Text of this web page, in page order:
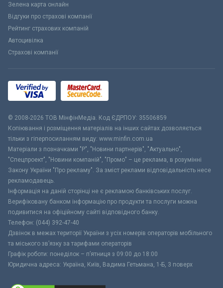
Зелена карта онлайн
Відгуки про страхові компанії
Рейтинг страхових компаній
Автоцивілка
Страхові компанії
© 2008-2026 ТОВ МiнфiнМедiа. Код ЄДРПОУ: 35506859
Копіювання і розміщення матеріалів на інших сайтах дозволяється
тільки з гіперпосиланням виду: www.minfin.com.ua
Матеріали з позначками "Р", "Новини партнерів", "Актуально",
"Спецпроект", "Новини компаній", "Промо" – це реклама, в розумінні
Закону України "Про рекламу". За зміст реклами відповідальність несе
рекламодавець.
Інформація на даній сторінці не є рекламою банківських послуг.
Верифіковану банком інформацію про продукти та послуги можна
подивитися на офіційному сайті відповідного банку.
Телефон: (044) 392-47-40
Дзвінок в межах території України з усіх номерів операторів мобільного
та міського зв’язку за тарифами операторів
Графік роботи: понеділок – п’ятниця з 09:00 до 18:00
Юридична адреса: Україна, Київ, Вадима Гетьмана, 1-Б, 3 поверх